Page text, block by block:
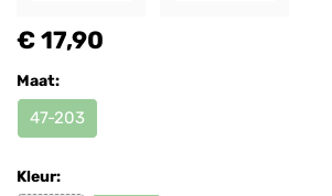
€ 17,90
Maat:
47-203
Kleur: